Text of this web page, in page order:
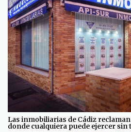
Las inmobiliarias de Cádiz
donde cualquiera puede ejercer